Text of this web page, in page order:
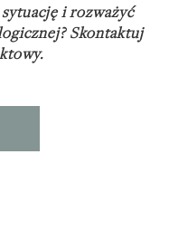
i rozważyć
Skontaktuj
.